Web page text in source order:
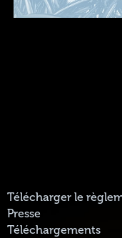
Télécharger le
Presse
Téléchargements